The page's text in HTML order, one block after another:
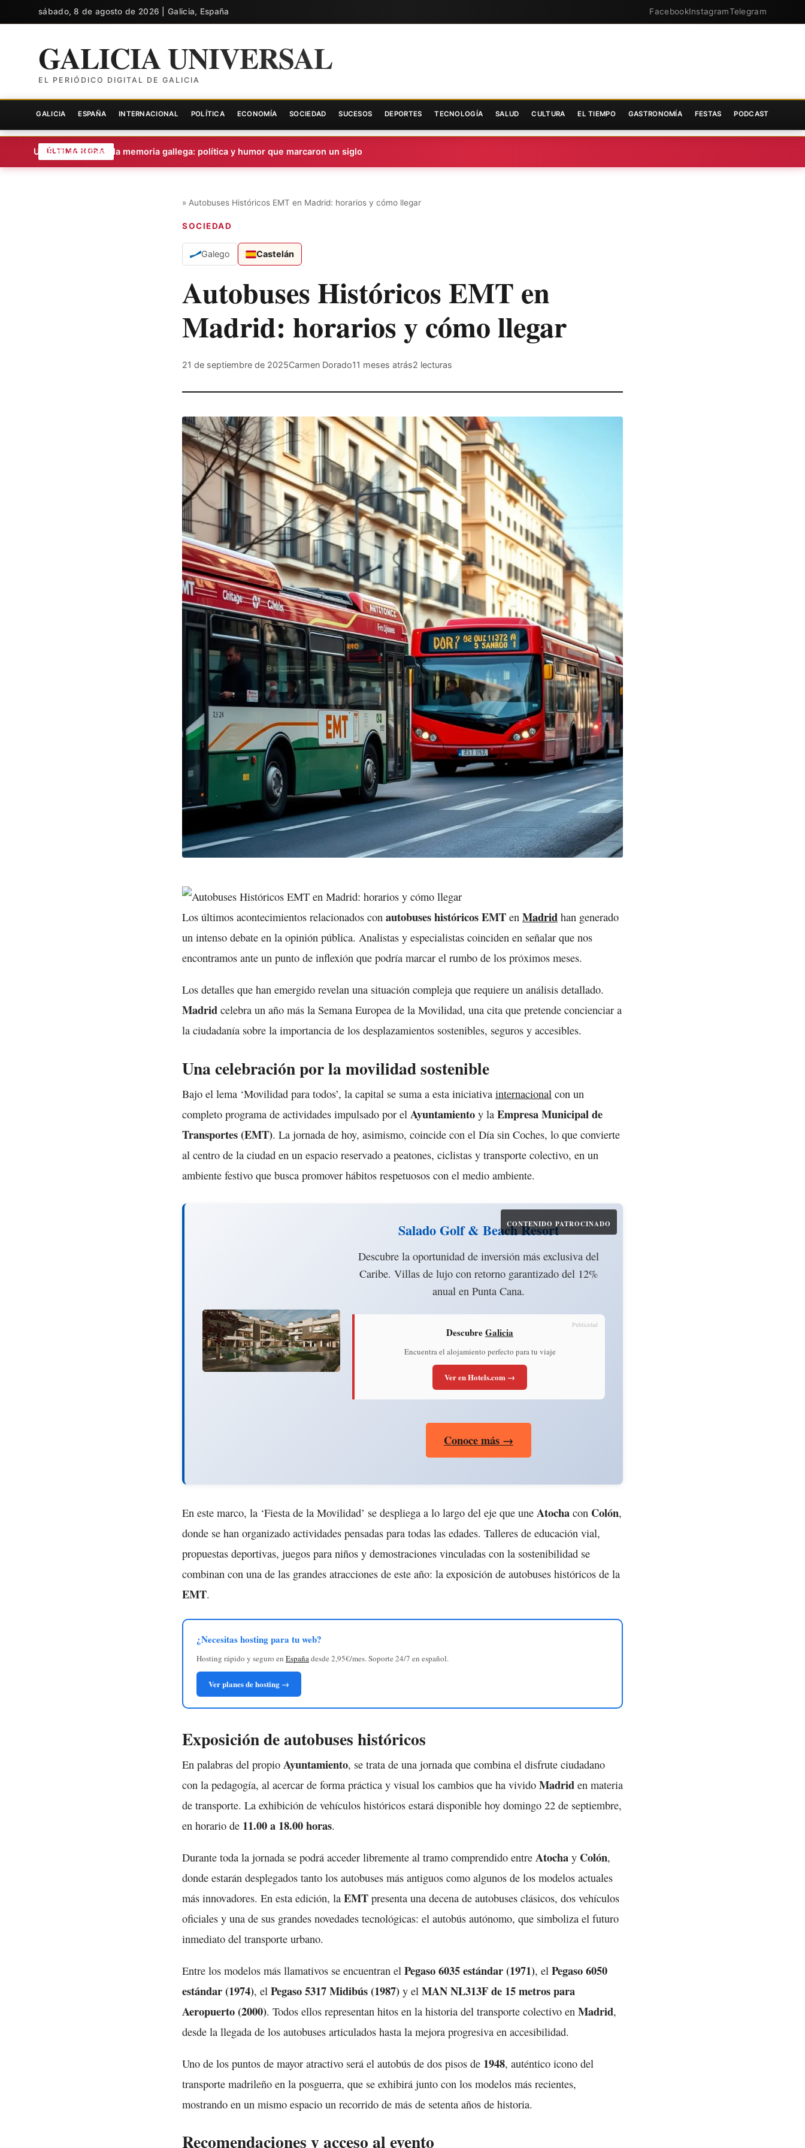
sábado, 8 de agosto de 2026 | Galicia, España FacebookInstagramTelegram
GALICIA UNIVERSAL
EL PERIÓDICO DIGITAL DE GALICIA
GALICIA ESPAÑA INTERNACIONAL POLÍTICA ECONOMÍA SOCIEDAD SUCESOS DEPORTES TECNOLOGÍA SALUD CULTURA EL TIEMPO GASTRONOMÍA FESTAS PODCAST
ÚLTIMA HORA
Un 8 de agosto en la memoria gallega: política y humor que marcaron un siglo
» Autobuses Históricos EMT en Madrid: horarios y cómo llegar
SOCIEDAD
Galego Castelán
Autobuses Históricos EMT en
Madrid: horarios y cómo llegar
21 de septiembre de 2025Carmen Dorado11 meses atrás2 lecturas
Los últimos acontecimientos relacionados con autobuses históricos EMT en Madrid han generado
un intenso debate en la opinión pública. Analistas y especialistas coinciden en señalar que nos
encontramos ante un punto de inflexión que podría marcar el rumbo de los próximos meses.
Los detalles que han emergido revelan una situación compleja que requiere un análisis detallado.
Madrid celebra un año más la Semana Europea de la Movilidad, una cita que pretende concienciar a
la ciudadanía sobre la importancia de los desplazamientos sostenibles, seguros y accesibles.
Una celebración por la movilidad sostenible
Bajo el lema ‘Movilidad para todos’, la capital se suma a esta iniciativa internacional con un
completo programa de actividades impulsado por el Ayuntamiento y la Empresa Municipal de
Transportes (EMT). La jornada de hoy, asimismo, coincide con el Día sin Coches, lo que convierte
al centro de la ciudad en un espacio reservado a peatones, ciclistas y transporte colectivo, en un
ambiente festivo que busca promover hábitos respetuosos con el medio ambiente.
CONTENIDO PATROCINADO
Salado Golf & Beach Resort
Descubre la oportunidad de inversión más exclusiva del
Caribe. Villas de lujo con retorno garantizado del 12%
anual en Punta Cana.
DescubreGalicia
Encuentra el alojamiento perfecto para tu viaje
Ver en Hotels.com →
Publicidad
Conoce más →
En este marco, la ‘Fiesta de la Movilidad’ se despliega a lo largo del eje que une Atocha con Colón,
donde se han organizado actividades pensadas para todas las edades. Talleres de educación vial,
propuestas deportivas, juegos para niños y demostraciones vinculadas con la sostenibilidad se
combinan con una de las grandes atracciones de este año: la exposición de autobuses históricos de la
EMT.
¿Necesitas hosting para tu web?
Hosting rápido y seguro en España desde 2,95€/mes. Soporte 24/7 en español.
Ver planes de hosting →
Exposición de autobuses históricos
En palabras del propio Ayuntamiento, se trata de una jornada que combina el disfrute ciudadano
con la pedagogía, al acercar de forma práctica y visual los cambios que ha vivido Madrid en materia
de transporte. La exhibición de vehículos históricos estará disponible hoy domingo 22 de septiembre,
en horario de 11.00 a 18.00 horas.
Durante toda la jornada se podrá acceder libremente al tramo comprendido entre Atocha y Colón,
donde estarán desplegados tanto los autobuses más antiguos como algunos de los modelos actuales
más innovadores. En esta edición, la EMT presenta una decena de autobuses clásicos, dos vehículos
oficiales y una de sus grandes novedades tecnológicas: el autobús autónomo, que simboliza el futuro
inmediato del transporte urbano.
Entre los modelos más llamativos se encuentran el Pegaso 6035 estándar (1971), el Pegaso 6050
estándar (1974), el Pegaso 5317 Midibús (1987) y el MAN NL313F de 15 metros para
Aeropuerto (2000). Todos ellos representan hitos en la historia del transporte colectivo en Madrid,
desde la llegada de los autobuses articulados hasta la mejora progresiva en accesibilidad.
Uno de los puntos de mayor atractivo será el autobús de dos pisos de 1948, auténtico icono del
transporte madrileño en la posguerra, que se exhibirá junto con los modelos más recientes,
mostrando en un mismo espacio un recorrido de más de setenta años de historia.
Recomendaciones y acceso al evento